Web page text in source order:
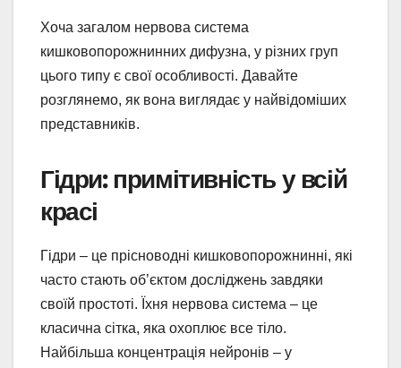
Хоча загалом нервова система
кишковопорожнинних дифузна, у різних груп
цього типу є свої особливості. Давайте
розглянемо, як вона виглядає у найвідоміших
представників.
Гідри: примітивність у всій
красі
Гідри – це прісноводні кишковопорожнинні, які
часто стають об’єктом досліджень завдяки
своїй простоті. Їхня нервова система – це
класична сітка, яка охоплює все тіло.
Найбільша концентрація нейронів – у